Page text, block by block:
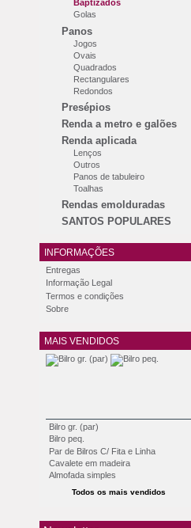
Baptizados
Golas
Panos
Jogos
Ovais
Quadrados
Rectangulares
Redondos
Presépios
Renda a metro e galões
Renda aplicada
Lenços
Outros
Panos de tabuleiro
Toalhas
Rendas emolduradas
SANTOS POPULARES
INFORMAÇÕES
Entregas
Informação Legal
Termos e condições
Sobre
MAIS VENDIDOS
Bilro gr. (par)
Bilro peq.
Par de Bilros C/ Fita e Linha
Cavalete em madeira
Almofada simples
Todos os mais vendidos